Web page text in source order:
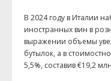
В 2024 году в Италии
иностранных вин в
выражении объемы
бутылок, а в
5,5%, составив €19,2 млн